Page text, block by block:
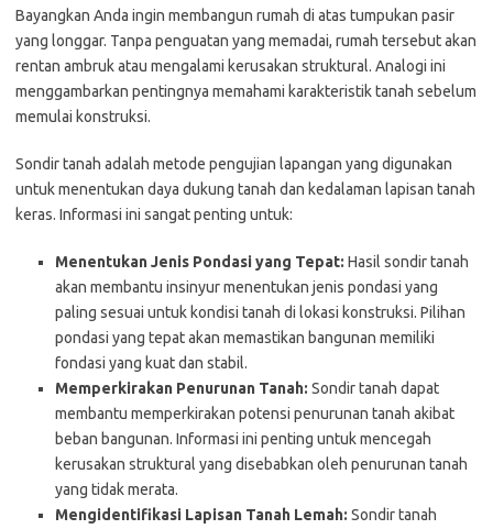
Bayangkan Anda ingin membangun rumah di atas tumpukan pasir
yang longgar. Tanpa penguatan yang memadai, rumah tersebut akan
rentan ambruk atau mengalami kerusakan struktural. Analogi ini
menggambarkan pentingnya memahami karakteristik tanah sebelum
memulai konstruksi.
Sondir tanah adalah metode pengujian lapangan yang digunakan
untuk menentukan daya dukung tanah dan kedalaman lapisan tanah
keras. Informasi ini sangat penting untuk:
Menentukan Jenis Pondasi yang Tepat: Hasil sondir tanah
akan membantu insinyur menentukan jenis pondasi yang
paling sesuai untuk kondisi tanah di lokasi konstruksi. Pilihan
pondasi yang tepat akan memastikan bangunan memiliki
fondasi yang kuat dan stabil.
Memperkirakan Penurunan Tanah: Sondir tanah dapat
membantu memperkirakan potensi penurunan tanah akibat
beban bangunan. Informasi ini penting untuk mencegah
kerusakan struktural yang disebabkan oleh penurunan tanah
yang tidak merata.
Mengidentifikasi Lapisan Tanah Lemah: Sondir tanah